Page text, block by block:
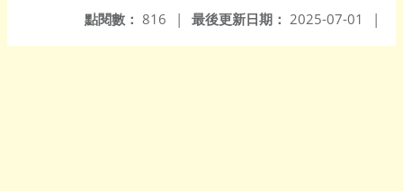
最後更新日期： 2025-07-01 |
點閱數： 816 |